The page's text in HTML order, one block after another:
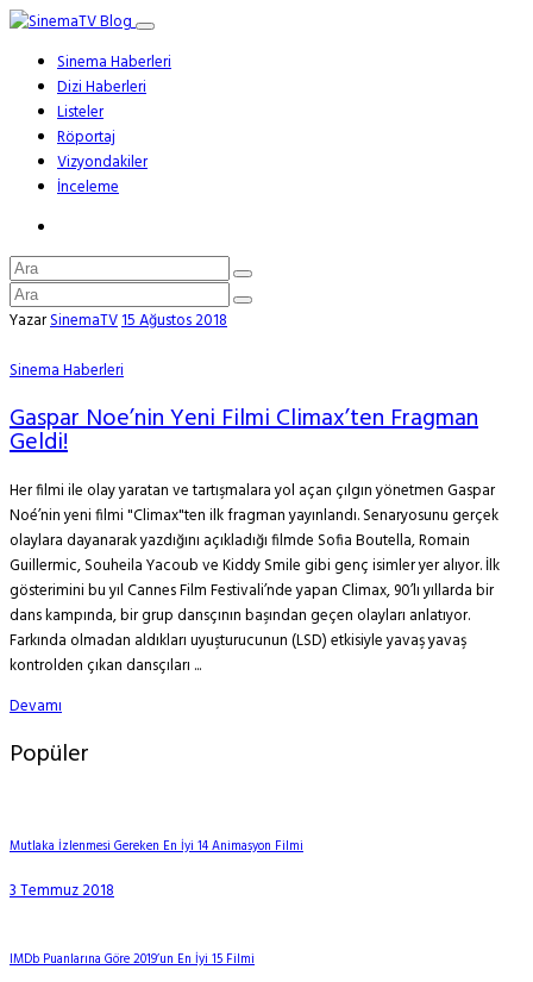
Sinema Haberleri
Dizi Haberleri
Listeler
Röportaj
Vizyondakiler
İnceleme
YazarSinemaTV15 Ağustos 2018
Sinema Haberleri
Gaspar Noe’nin Yeni Filmi Climax’ten Fragman
Geldi!
Her filmi ile olay yaratan ve tartışmalara yol açan çılgın yönetmen Gaspar
Noé’nin yeni filmi "Climax"ten ilk fragman yayınlandı. Senaryosunu gerçek
olaylara dayanarak yazdığını açıkladığı filmde Sofia Boutella, Romain
Guillermic, Souheila Yacoub ve Kiddy Smile gibi genç isimler yer alıyor. İlk
gösterimini bu yıl Cannes Film Festivali’nde yapan Climax, 90’lı yıllarda bir
dans kampında, bir grup dansçının başından geçen olayları anlatıyor.
Farkında olmadan aldıkları uyuşturucunun (LSD) etkisiyle yavaş yavaş
kontrolden çıkan dansçıları ...
Devamı
Popüler
Mutlaka İzlenmesi Gereken En İyi 14 Animasyon Filmi
3 Temmuz 2018
IMDb Puanlarına Göre 2019’un En İyi 15 Filmi